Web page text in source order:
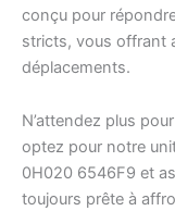
conçu pour
stricts, vous offrant
déplacements.
N’attendez plus
optez pour notre
0H020 6546F9 et
toujours prête à